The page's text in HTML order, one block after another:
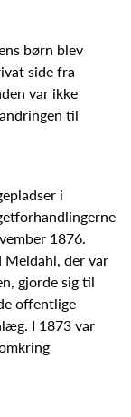
børn blev
side fra
var ikke
til
i
1876.
Meldahl, der var
gjorde sig til
offentlige
I 1873 var